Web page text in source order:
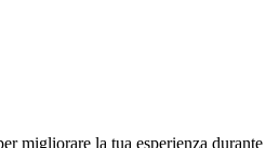
migliorare la tua esperienza durante